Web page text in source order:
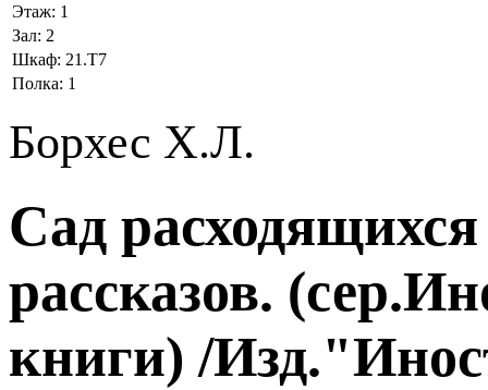
Этаж: 1
Зал: 2
Шкаф: 21.Т7
Полка: 1
Борхес Х.Л.
Сад
рассказов.
книги) /